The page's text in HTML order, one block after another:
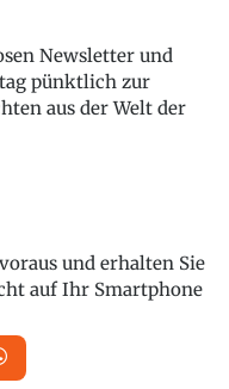
Newsletter und
pünktlich zur
aus der Welt der
und erhalten Sie
auf Ihr Smartphone